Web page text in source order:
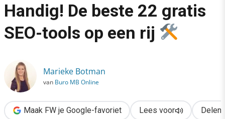
Marketing
›
Handig! De beste 22 gratis
SEO-tools op een rij
Marieke Botman
van Buro MB Online
Maak FW je Google-favoriet Lees voor Delen